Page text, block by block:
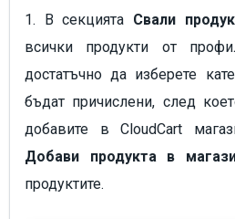
1. В секцията Свали
всички продукти от
достатъчно да изберете
бъдат причислени, след
добавите в CloudCart
Добави продуктав
продуктите.